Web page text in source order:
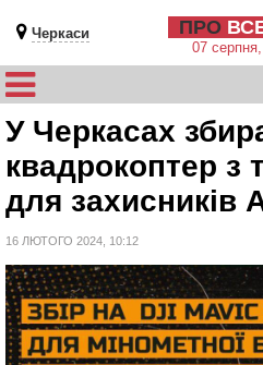
Черкаси ПРО
07
У Черкасах
квадрокоптер з
для захисників
16 ЛЮТОГО 2024, 10:12